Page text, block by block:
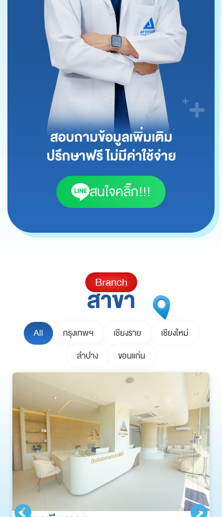
สอบถามข้อมูลเพิ่มเติม
ปรึกษาฟรี ไม่มีค่าใช้จ่าย
สนใจคลิ๊ก!!!
Branch
สาขา
All กรุงเทพฯ เชียงราย
เชียงใหม่
ลำปาง
ขอนแก่น